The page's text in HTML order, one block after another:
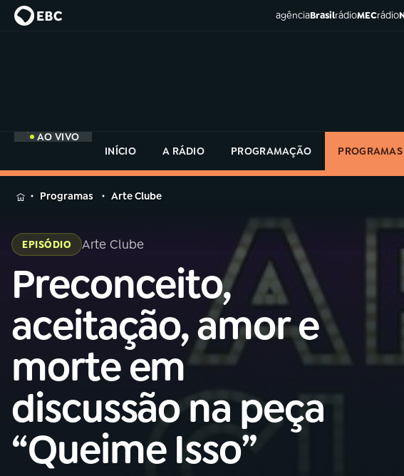
agênciaBrasilrádioMECrádio
AO VIVO
INÍCIO
A RÁDIO PROGRAMAÇÃO PROGRAMAS
MENU
Buscar
na
Rádio
MEC
Buscar
Início AO VIVO
01INÍCIO
02A RÁDIO
03 PROGRAMAÇÃO
na
Rádio
Programas Arte Clube
EPISÓDIO Arte Clube
Preconceito,
aceitação, amor e
morte em
discussão na peça
“Queime Isso”